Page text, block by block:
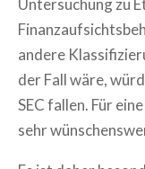
Untersuchung zu
andere
der Fall wäre,
SEC fallen. Für
sehr